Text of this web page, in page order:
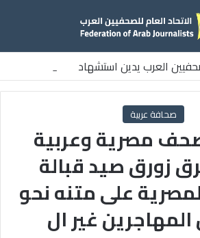
العرب يدين استشهاد
باستهداف إسرائيلي وسط قطاع غزة
صحافة عربية
مصرية وعربية
زورق صيد قبالة
على متنه نحو